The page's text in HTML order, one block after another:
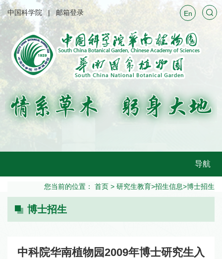
中国科学院 邮箱登录 En
导航
您当前的位置： 首页 > 研究生教育>招生信息>博士招生
博士招生
中科院华南植物园2009年博士研究生入